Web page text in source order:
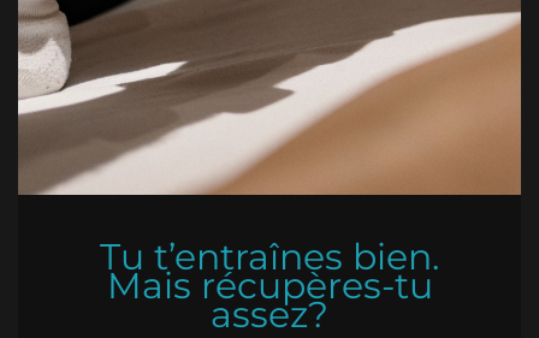
Tu t’entraînes bien.
Mais récupères-tu
assez?